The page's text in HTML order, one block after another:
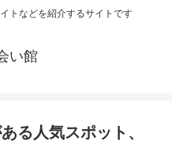
トなどを紹介するサイトです
い館
る人気スポット、